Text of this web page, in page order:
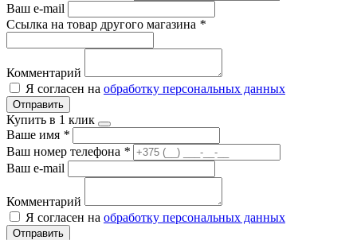
Ваш e-mail
Ссылка на товар другого магазина *
Комментарий
Я согласен на обработку персональных данных
Отправить
Купить в 1 клик
Ваше имя *
Ваш номер телефона *
Ваш e-mail
Комментарий
Я согласен на обработку персональных данных
Отправить